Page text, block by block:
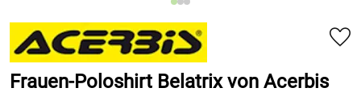
Frauen-Poloshirt Belatrix von Acerbis